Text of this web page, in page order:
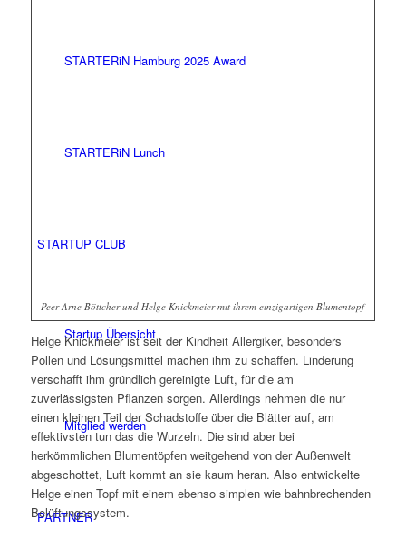
STARTERiN Hamburg 2025 Award
STARTERiN Lunch
STARTUP CLUB
Startup Übersicht
Mitglied werden
PARTNER
Peer-Arne Böttcher und Helge Knickmeier mit ihrem einzigartigen Blumentopf
Helge Knickmeier ist seit der Kindheit Allergiker, besonders
Pollen und Lösungsmittel machen ihm zu schaffen. Linderung
verschafft ihm gründlich gereinigte Luft, für die am
zuverlässigsten Pflanzen sorgen. Allerdings nehmen die nur
einen kleinen Teil der Schadstoffe über die Blätter auf, am
effektivsten tun das die Wurzeln. Die sind aber bei
herkömmlichen Blumentöpfen weitgehend von der Außenwelt
abgeschottet, Luft kommt an sie kaum heran. Also entwickelte
Helge einen Topf mit einem ebenso simplen wie bahnbrechenden
Belüftungssystem.